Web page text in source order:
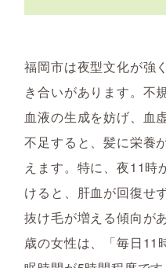
福岡市は夜型文化が強
き合いがあります。不
血液の生成を妨げ、血
不足すると、髪に栄養
えます。特に、夜11時
けると、肝血が回復せ
抜け毛が増える傾向が
歳の女性は、「毎日11